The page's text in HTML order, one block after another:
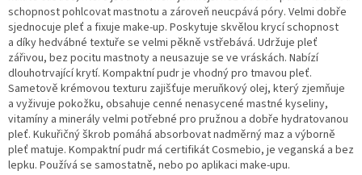
schopnost pohlcovat mastnotu a zároveň neucpává póry. Velmi dobře
sjednocuje pleť a fixuje make-up. Poskytuje skvělou krycí schopnost
a díky hedvábné textuře se velmi pěkně vstřebává. Udržuje pleť
zářivou, bez pocitu mastnoty a neusazuje se ve vráskách. Nabízí
dlouhotrvající krytí. Kompaktní pudr je vhodný pro tmavou pleť.
Sametově krémovou texturu zajišťuje meruňkový olej, který zjemňuje
a vyživuje pokožku, obsahuje cenné nenasycené mastné kyseliny,
vitamíny a minerály velmi potřebné pro pružnou a dobře hydratovanou
pleť. Kukuřičný škrob pomáhá absorbovat nadměrný maz a výborně
pleť matuje. Kompaktní pudr má certifikát Cosmebio, je veganská a bez
lepku. Používá se samostatně, nebo po aplikaci make-upu.